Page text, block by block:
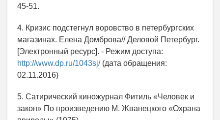
45-51.
4. Кризис подстегнул воровство в петербургских
магазинах. Елена Домброва// Деловой Петербург.
[Электронный ресурс]. - Режим доступа:
http://www.dp.ru/1043sj/(дата обращения:
02.11.2016)
5. Сатирический киножурнал Фитиль «Человек и
закон» По произведению М. Жванецкого «Охрана